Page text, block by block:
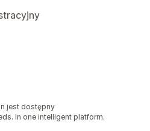
jest dostępny
In one intelligent platform.